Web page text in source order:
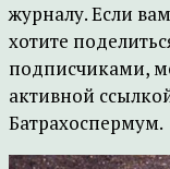
журналу. Если
хотите
подписчиками,
активной
Батрахоспермум.